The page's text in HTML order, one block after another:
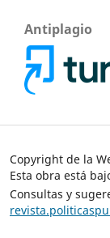
Antiplagio
Copyright de la
Esta obra está
Consultas y